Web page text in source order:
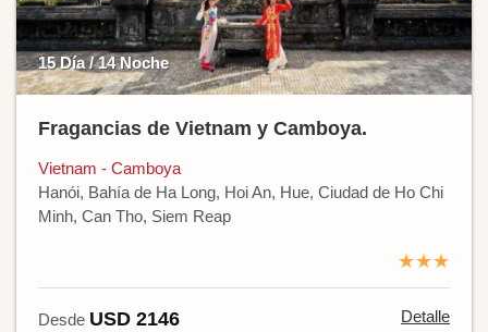
15 Día / 14 Noche
Fragancias de Vietnam y Camboya.
Vietnam - Camboya
Hanói, Bahía de Ha Long, Hoi An, Hue, Ciudad de Ho Chi
Minh, Can Tho, Siem Reap
★★★
Desde USD 2146 Detalle